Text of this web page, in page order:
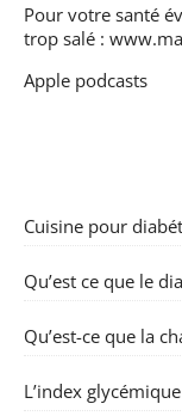
Pour votre santé
trop salé :
Apple podcasts
Cuisine pour
Qu’est ce que le
Qu’est-ce que la
L’index glycémique